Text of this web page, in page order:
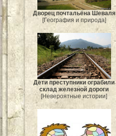
Дворец почтальёна Шеваля
[География и природа]
Дети преступники ограбили
склад железной дороги
[Невероятные истории]